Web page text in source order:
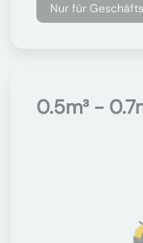
Nur für
0.5m³ -